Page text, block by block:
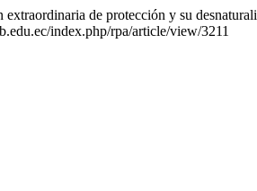
de protección y su
index.php/rpa/article/view/3211